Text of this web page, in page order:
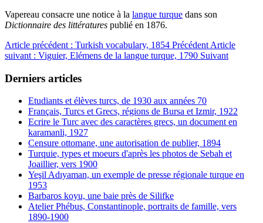
Vapereau consacre une notice à la langue turque dans son
Dictionnaire des littératures publié en 1876.
Article précédent : Turkish vocabulary, 1854 Précédent Article
suivant : Viguier, Elémens de la langue turque, 1790 Suivant
Derniers articles
Etudiants et élèves turcs, de 1930 aux années 70
Français, Turcs et Grecs, régions de Bursa et Izmir, 1922
Ecrire le Turc avec des caractères grecs, un document en
karamanli, 1927
Censure ottomane, une autorisation de publier, 1894
Turquie, types et moeurs d'après les photos de Sebah et
Joaillier, vers 1900
Yeşil Adıyaman, un exemple de presse régionale turque en
1953
Barbaros koyu, une baie près de Silifke
Atelier Phébus, Constantinople, portraits de famille, vers
1890-1900